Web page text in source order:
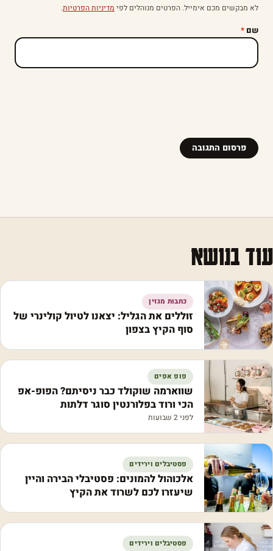
לא מבקשים מכם אימייל. הפרטים מנוהלים לפי מדיניות הפרטיות.
שם *
עוד בנושא
כתבות מגזין
זוללים את הגליל: יצאנו לטיול קולינרי של
סוף הקיץ בצפון
פופ אפים
שווארמה שוקולד כבר ניסיתם? הפופ-אפ
הכי ורוד בפלורנטין סוגר דלתות
לפני 2 שבועות
פסטיבלים וירידים
אלכוהול להמונים: פסטיבלי הבירה והיין
שיעזרו לכם לשרוד את הקיץ
פסטיבלים וירידים